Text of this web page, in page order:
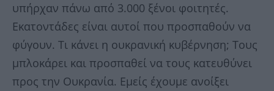
υπήρχαν πάνω από 3.000 ξένοι φοιτητές.
Εκατοντάδες είναι αυτοί που προσπαθούν να
φύγουν. Τι κάνει η ουκρανική κυβέρνηση; Τους
μπλοκάρει και προσπαθεί να τους κατευθύνει
προς την Ουκρανία. Εμείς έχουμε ανοίξει